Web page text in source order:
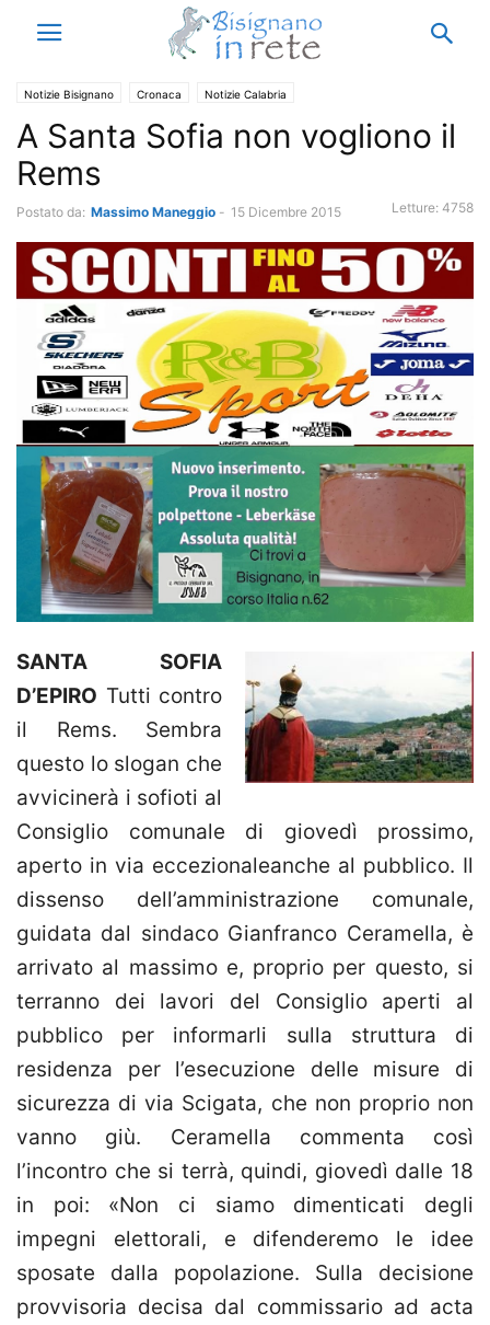
Notizie Bisignano Cronaca Notizie Calabria
A Santa Sofia non vogliono il
Rems
Postato da: Massimo Maneggio - 15 Dicembre 2015 Letture: 4758
SANTA SOFIA
D’EPIRO Tutti contro
il Rems. Sembra
questo lo slogan che
avvicinerà i sofioti al
Consiglio comunale di giovedì prossimo,
aperto in via eccezionaleanche al pubblico. Il
dissenso dell’amministrazione comunale,
guidata dal sindaco Gianfranco Ceramella, è
arrivato al massimo e, proprio per questo, si
terranno dei lavori del Consiglio aperti al
pubblico per informarli sulla struttura di
residenza per l’esecuzione delle misure di
sicurezza di via Scigata, che non proprio non
vanno giù. Ceramella commenta così
l’incontro che si terrà, quindi, giovedì dalle 18
in poi: «Non ci siamo dimenticati degli
impegni elettorali, e difenderemo le idee
sposate dalla popolazione. Sulla decisione
provvisoria decisa dal commissario ad acta